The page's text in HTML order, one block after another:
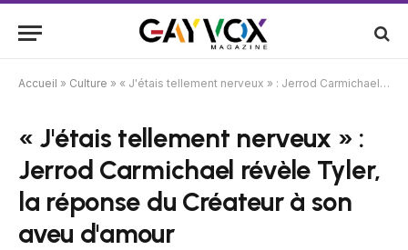
Accueil » Culture » « J'étais tellement nerveux » : Jerrod Carmichael révèle Tyler, la réponse du Créateur à son aveu d'amour
« J'étais tellement nerveux » :
Jerrod Carmichael révèle Tyler,
la réponse du Créateur à son
aveu d'amour